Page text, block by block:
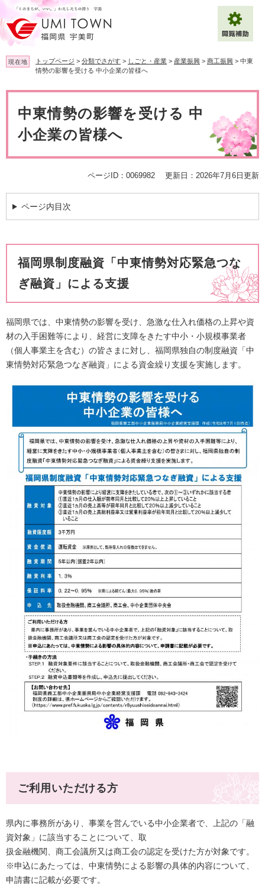
ー
ジ
の
先
頭
す
ニ
ュ
ー
を
飛
し
文字サイズ 標準 拡大
背景色変更 白 黒 青
Multilingual（English・中文・한글）
現在地 トップページ > 分類でさがす > しごと・産業 > 産業振興 > 商工振興 > 中東
情勢の影響を受ける 中小企業の皆様へ
中東情勢の影響を受ける 中
小企業の皆様へ
ページID：0069982 更新日：2026年7月6日更新
ページ内目次
福岡県制度融資「中東情勢対応緊急つな
ぎ融資」による支援
福岡県では、中東情勢の影響を受け、急激な仕入れ価格の上昇や資
材の入手困難等により、経営に支障をきたす中小・小規模事業者
（個人事業主を含む）の皆さまに対し、福岡県独自の制度融資「中
東情勢対応緊急つなぎ融資」による資金繰り支援を実施します。
ご利用いただける方
県内に事務所があり、事業を営んでいる中小企業者で、上記の「融
資対象」に該当することについて、取
扱金融機関、商工会議所又は商工会の認定を受けた方が対象です。
※申込にあたっては、中東情勢による影響の具体的内容について、
申請書に記載が必要です。